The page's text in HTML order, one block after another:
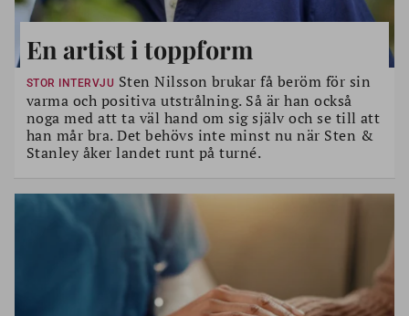
En artist i toppform
STOR INTERVJU Sten Nilsson brukar få beröm för sin
varma och positiva utstrålning. Så är han också
noga med att ta väl hand om sig själv och se till att
han mår bra. Det behövs inte minst nu när Sten &
Stanley åker landet runt på turné.